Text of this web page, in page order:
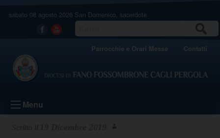
sabato 08 agosto 2026 San Domenico, sacerdote
Facebook
Youtube
Parrocchie e Orari Messe Contatti
Menu